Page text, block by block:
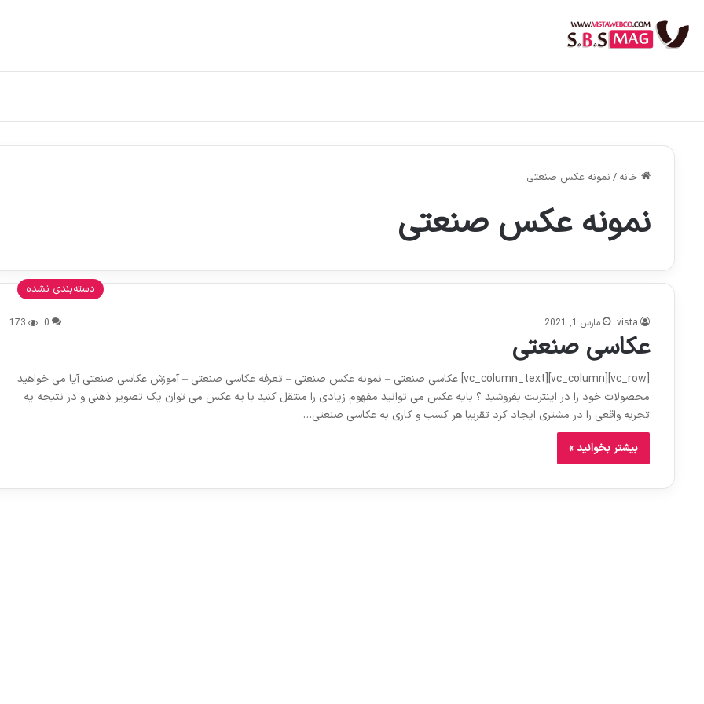
خانه / نمونه عکس صنعتی
نمونه عکس صنعتی
دسته‌بندی نشده
vista مارس 1, 2021 0
173
عکاسی صنعتی
[vc_row][vc_column][vc_column_text] عکاسی صنعتی – نمونه عکس صنعتی – تعرفه عکاسی صنعتی – آموزش عکاسی صنعتی آیا می خواهید
محصولات خود را در اینترنت بفروشید ؟ بایه عکس می توانید مفهوم زیادی را منتقل کنید با یه عکس می توان یک تصویر ذهنی و در نتیجه یه
تجربه واقعی را در مشتری ایجاد کرد تقریبا هر کسب و کاری به عکاسی صنعتی…
بیشتر بخوانید »